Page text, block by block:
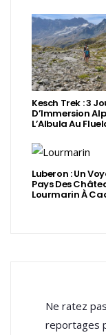
Kesch Trek : 3
D’Immersion
L’Albula Au
Luberon : Un
Pays Des
Lourmarin À
Ne ratez
reportages